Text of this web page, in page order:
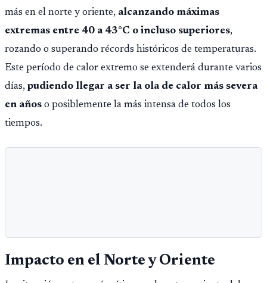
más en el norte y oriente, alcanzando máximas
extremas entre 40 a 43°C o incluso superiores,
rozando o superando récords históricos de temperaturas.
Este período de calor extremo se extenderá durante varios
días, pudiendo llegar a ser la ola de calor más severa
en años o posiblemente la más intensa de todos los
tiempos.
Impacto en el Norte y Oriente